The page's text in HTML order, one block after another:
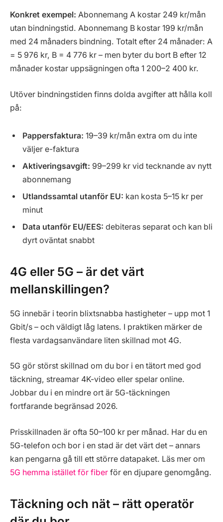
Konkret exempel: Abonnemang A kostar 249 kr/mån
utan bindningstid. Abonnemang B kostar 199 kr/mån
med 24 månaders bindning. Totalt efter 24 månader: A
= 5 976 kr, B = 4 776 kr – men byter du bort B efter 12
månader kostar uppsägningen ofta 1 200–2 400 kr.
Utöver bindningstiden finns dolda avgifter att hålla koll
på:
Pappersfaktura: 19–39 kr/mån extra om du inte
väljer e-faktura
Aktiveringsavgift: 99–299 kr vid tecknande av nytt
abonnemang
Utlandssamtal utanför EU: kan kosta 5–15 kr per
minut
Data utanför EU/EES: debiteras separat och kan bli
dyrt oväntat snabbt
4G eller 5G – är det värt
mellanskillingen?
5G innebär i teorin blixtsnabba hastigheter – upp mot 1
Gbit/s – och väldigt låg latens. I praktiken märker de
flesta vardagsanvändare liten skillnad mot 4G.
5G gör störst skillnad om du bor i en tätort med god
täckning, streamar 4K-video eller spelar online.
Jobbar du i en mindre ort är 5G-täckningen
fortfarande begränsad 2026.
Prisskillnaden är ofta 50–100 kr per månad. Har du en
5G-telefon och bor i en stad är det värt det – annars
kan pengarna gå till ett större datapaket. Läs mer om
5G hemma istället för fiber för en djupare genomgång.
Täckning och nät – rätt operatör